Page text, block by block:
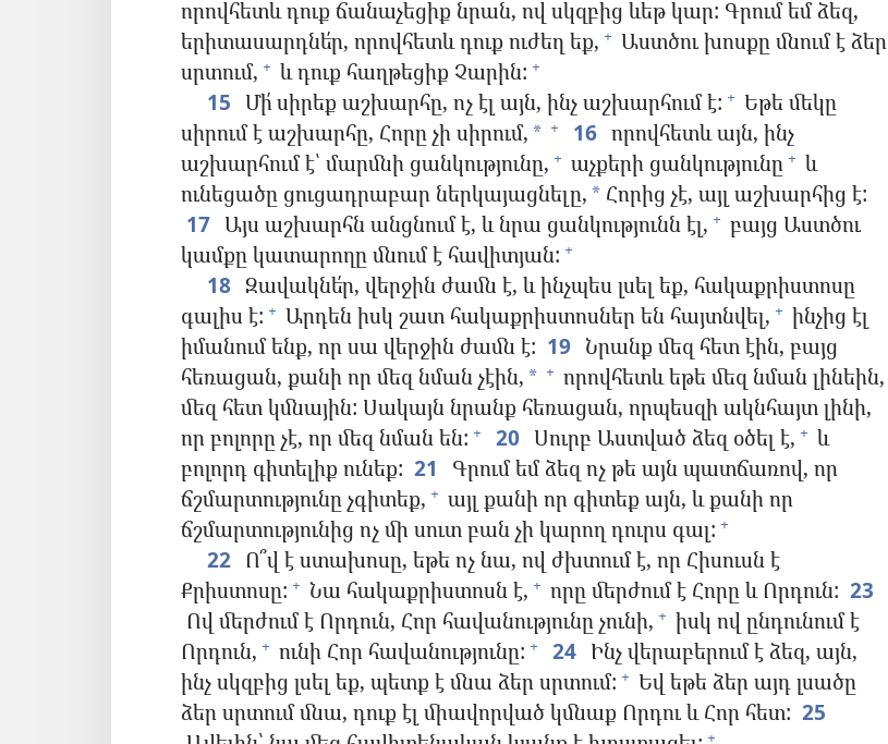
որովհետև դուք ճանաչեցիք նրան, ով սկզբից ևեթ կար: Գրում եմ ձեզ,
երիտասարդնե՛ր, որովհետև դուք ուժեղ եք, + Աստծու խոսքը մնում է ձեր
սրտում, + և դուք հաղթեցիք Չարին: +
15 Մի՛ սիրեք աշխարհը, ոչ էլ այն, ինչ աշխարհում է: + Եթե մեկը
սիրում է աշխարհը, Հորը չի սիրում, * + 16 որովհետև այն, ինչ
աշխարհում է՝ մարմնի ցանկությունը, + աչքերի ցանկությունը + և
ունեցածը ցուցադրաբար ներկայացնելը, * Հորից չէ, այլ աշխարհից է:
17 Այս աշխարհն անցնում է, և նրա ցանկությունն էլ, + բայց Աստծու
կամքը կատարողը մնում է հավիտյան: +
18 Զավակնե՛ր, վերջին ժամն է, և ինչպես լսել եք, հակաքրիստոսը
գալիս է: + Արդեն իսկ շատ հակաքրիստոսներ են հայտնվել, + ինչից էլ
իմանում ենք, որ սա վերջին ժամն է: 19 Նրանք մեզ հետ էին, բայց
հեռացան, քանի որ մեզ նման չէին, * + որովհետև եթե մեզ նման լինեին,
մեզ հետ կմնային: Սակայն նրանք հեռացան, որպեսզի ակնհայտ լինի,
որ բոլորը չէ, որ մեզ նման են: + 20 Սուրբ Աստված ձեզ օծել է, + և
բոլորդ գիտելիք ունեք: 21
Գրում եմ ձեզ ոչ թե այն պատճառով, որ
ճշմարտությունը չգիտեք, + այլ քանի որ գիտեք այն, և քանի որ
ճշմարտությունից ոչ մի սուտ բան չի կարող դուրս գալ: +
22 Ո՞վ է ստախոսը, եթե ոչ նա, ով ժխտում է, որ Հիսուսն է
Քրիստոսը: + Նա հակաքրիստոսն է, + որը մերժում է Հորը և Որդուն: 23
Ով մերժում է Որդուն, Հոր հավանությունը չունի, + իսկ ով ընդունում է
Որդուն, + ունի Հոր հավանությունը: + 24 Ինչ վերաբերում է ձեզ, այն,
ինչ սկզբից լսել եք, պետք է մնա ձեր սրտում: + Եվ եթե ձեր այդ լսածը
ձեր սրտում մնա, դուք էլ միավորված կմնաք Որդու և Հոր հետ: 25
+